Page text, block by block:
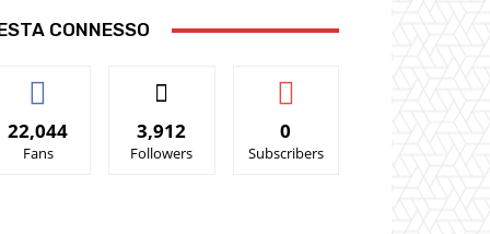
CONNESSO
22,044
Fans
3,912
Followers
0
Subscribers